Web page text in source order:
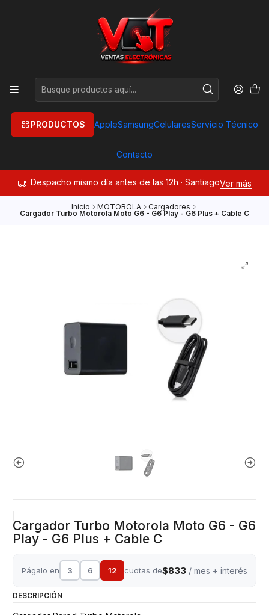
PRODUCTOS AppleSamsungCelularesServicio Técnico
Contacto
Despacho mismo día antes de las 12h · SantiagoVer más
Inicio MOTOROLA Cargadores
Cargador Turbo Motorola Moto G6 - G6 Play - G6 Plus + Cable C
Cargador Turbo Motorola Moto G6 - G6
Play - G6 Plus + Cable C
Págalo en 3 6 12 cuotas de$833 / mes + interés
DESCRIPCIÓN